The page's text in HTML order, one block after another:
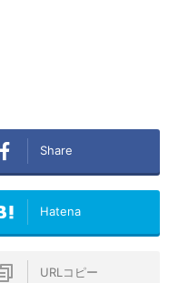
Share
Hatena
URLコピー